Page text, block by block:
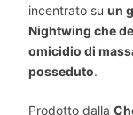
incentrato su un
Nightwing che
omicidio di
posseduto.
Prodotto dalla